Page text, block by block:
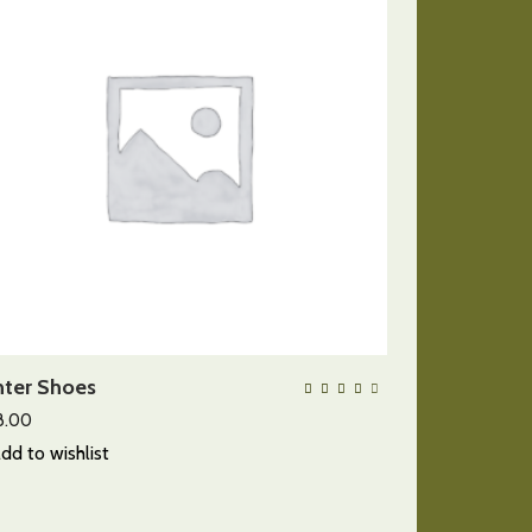
Shoes
to wishlist